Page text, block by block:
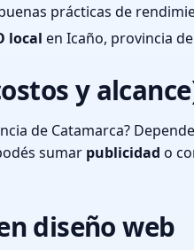
prácticas de
local en Icaño, provincia
y
de Catamarca?
sumar publicidad o
diseño web